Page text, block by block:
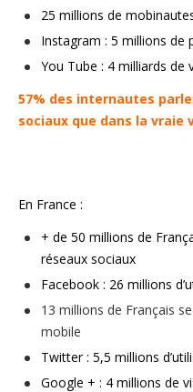
25 millions de
Instagram : 5 millions de
You Tube : 4 milliards de
57% des internautes
sociaux que dans la vraie
En France :
+ de 50 millions de
réseaux sociaux
Facebook : 26 millions
13 millions de Français
mobile
Twitter : 5,5 millions
Google + : 4 millions de